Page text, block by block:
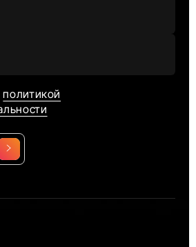
политикой